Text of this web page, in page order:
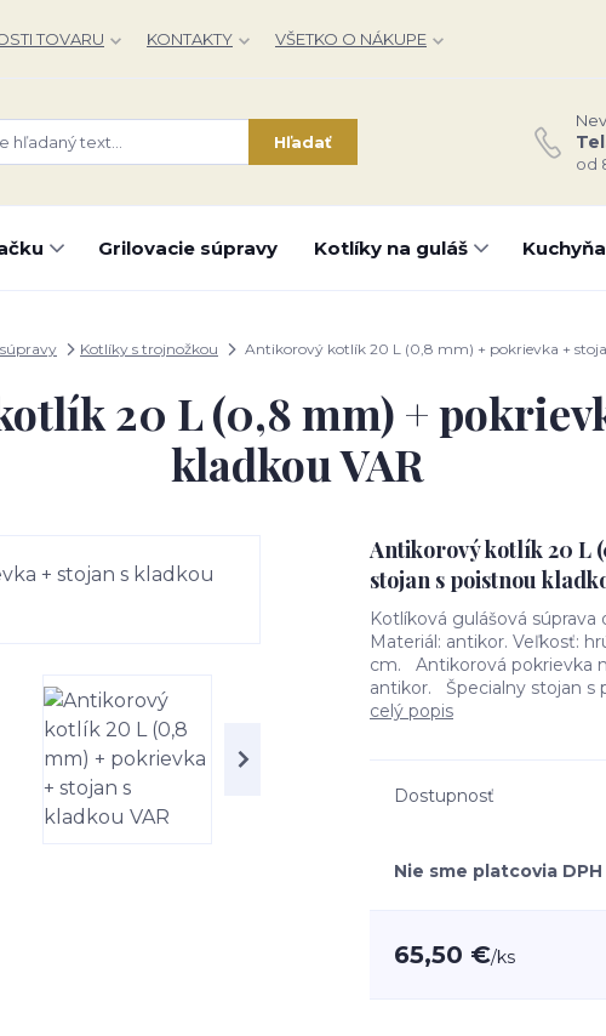
TOVARU KONTAKTY VŠETKO O NÁKUPE
Hľadať
od
Grilovacie súpravy Kotlíky na guláš
Kotlíky s trojnožkou Antikorový kotlík 20 L (0,8 mm) + pokrievka +
20 L (0,8 mm) +
kladkou VAR
Antikorový kotlík 20 L
stojan s poistnou
Kotlíková gulášová
Materiál: antikor. Veľkosť:
cm. Antikorová pokrievka
antikor. Špecialny stojan s
celý popis
Dostupnosť
Nie sme platcovia DPH
65,50 €/ks